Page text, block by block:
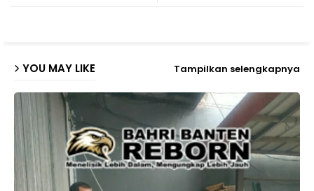
YOU MAY LIKE Tampilkan selengkapnya